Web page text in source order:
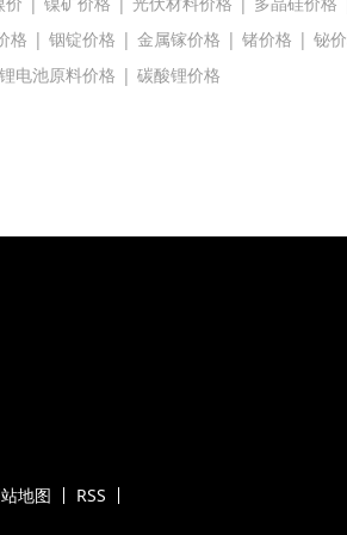
格 | 铟锭价格 | 金属镓价格 | 锗价格 | 铋
锂电池原料价格 | 碳酸锂价格
地图 RSS